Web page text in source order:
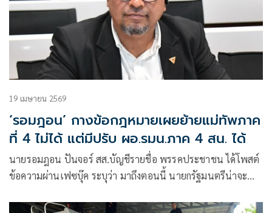
19 เมษายน 2569
‘รอมฎอน’ กางข้อกฎหมายเผยย้ายแม่ทัพภาค
ที่ 4 ไม่ได้ แต่มีปรับ ผอ.รมน.ภาค 4 สน. ได้
นายรอมฎอน ปันจอร์ สส.บัญชีรายชื่อ พรรคประชาชน ได้โพสต์
ข้อความผ่านเฟซบุ๊ค ระบุว่า มาถึงตอนนี้ นายกรัฐมนตรีน่าจะ